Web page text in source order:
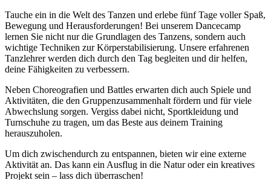
Tauche ein in die Welt des Tanzen und erlebe fünf Tage voller Spaß,
Bewegung und Herausforderungen! Bei unserem Dancecamp
lernen Sie nicht nur die Grundlagen des Tanzens, sondern auch
wichtige Techniken zur Körperstabilisierung. Unsere erfahrenen
Tanzlehrer werden dich durch den Tag begleiten und dir helfen,
deine Fähigkeiten zu verbessern.
Neben Choreografien und Battles erwarten dich auch Spiele und
Aktivitäten, die den Gruppenzusammenhalt fördern und für viele
Abwechslung sorgen. Vergiss dabei nicht, Sportkleidung und
Turnschuhe zu tragen, um das Beste aus deinem Training
herauszuholen.
Um dich zwischendurch zu entspannen, bieten wir eine externe
Aktivität an. Das kann ein Ausflug in die Natur oder ein kreatives
Projekt sein – lass dich überraschen!